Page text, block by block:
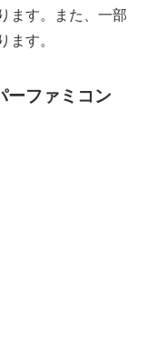
ます。また、一部
ます。
ーファミコン